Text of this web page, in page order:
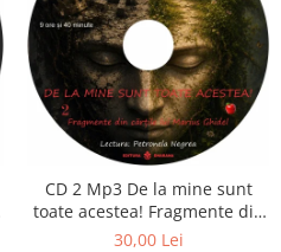
CD 2 Mp3 De la mine sunt
toate acestea! Fragmente din
cărțile lui Marius Ghidel
30,00 Lei